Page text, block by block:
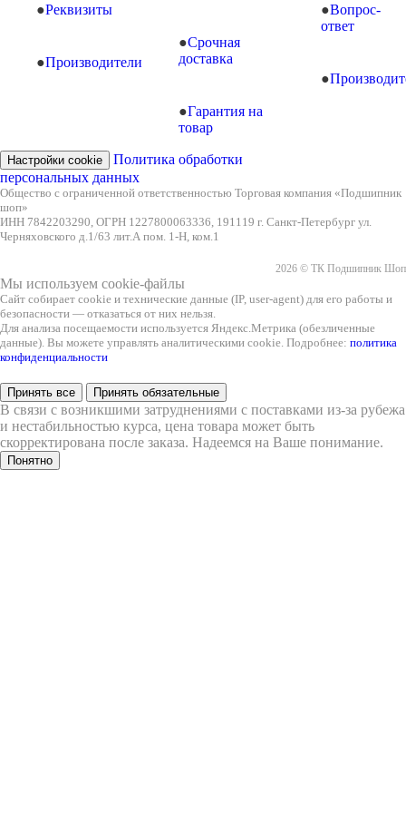
Реквизиты
Производители
Срочная
доставка
Гарантия на
товар
Вопрос-
ответ
Настройки cookie
Политика обработки
персональных данных
Общество с ограниченной ответственностью Торговая компания «Подшипник
шоп»
ИНН 7842203290, ОГРН 1227800063336, 191119 г. Санкт-Петербург ул.
Черняховского д.1/63 лит.А пом. 1-Н, ком.1
2026 © ТК Подшипник Шоп
Мы используем cookie-файлы
Сайт собирает cookie и технические данные (IP, user-agent) для его работы и
безопасности — отказаться от них нельзя.
Для анализа посещаемости используется Яндекс.Метрика (обезличенные
данные). Вы можете управлять аналитическими cookie. Подробнее: политика
конфиденциальности
Принять все Принять обязательные
В связи с возникшими затруднениями с поставками из-за рубежа
и нестабильностью курса, цена товара может быть
скорректирована после заказа. Надеемся на Ваше понимание.
Понятно